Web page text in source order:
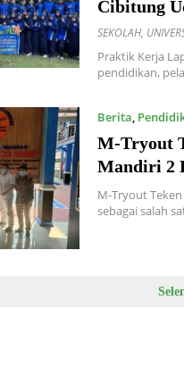
Cibitung
SEKOLAH,
Praktik Kerja
pendidikan,
Berita,
M-Tryout
Mandiri 2
M-Tryout Teken
sebagai salah